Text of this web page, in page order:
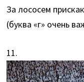
За лососем
(буква «г» очень
11.